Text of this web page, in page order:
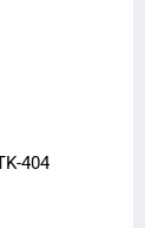
404